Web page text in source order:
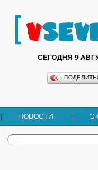
СЕГОДНЯ 9
НОВОСТИ